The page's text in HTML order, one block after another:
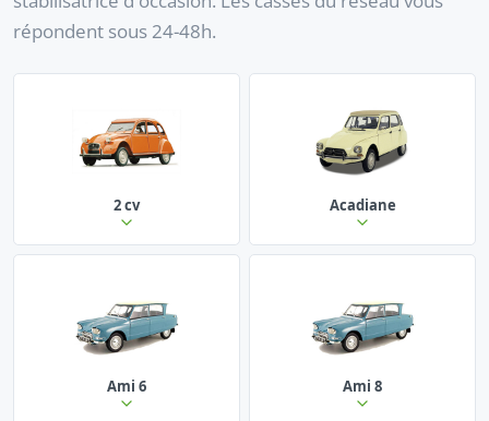
répondent sous 24-48h.
2 cv Acadiane
Ami 6 Ami 8